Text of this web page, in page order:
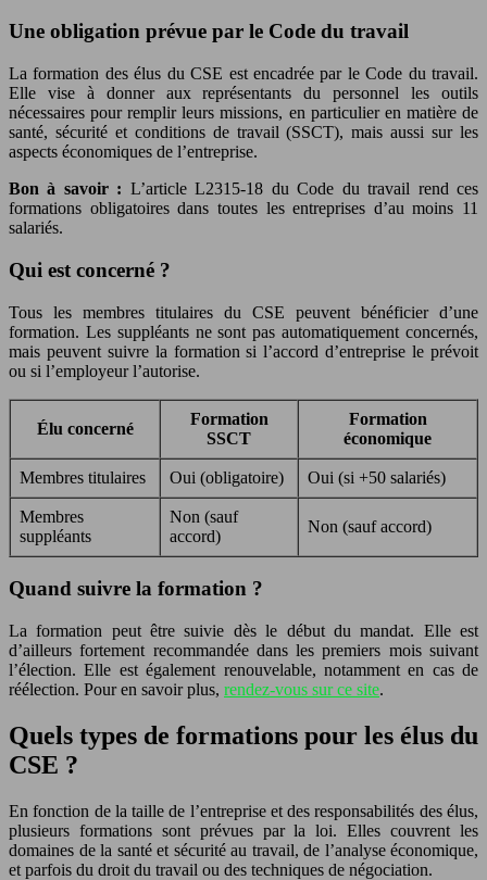
Une obligation prévue par le Code du travail
La formation des élus du CSE est encadrée par le Code du travail.
Elle vise à donner aux représentants du personnel les outils
nécessaires pour remplir leurs missions, en particulier en matière de
santé, sécurité et conditions de travail (SSCT), mais aussi sur les
aspects économiques de l’entreprise.
Bon à savoir : L’article L2315-18 du Code du travail rend ces
formations obligatoires dans toutes les entreprises d’au moins 11
salariés.
Qui est concerné ?
Tous les membres titulaires du CSE peuvent bénéficier d’une
formation. Les suppléants ne sont pas automatiquement concernés,
mais peuvent suivre la formation si l’accord d’entreprise le prévoit
ou si l’employeur l’autorise.
Élu concerné
Formation
SSCT
Formation
économique
Membres titulaires Oui (obligatoire) Oui (si +50 salariés)
Membres
suppléants
Non (sauf
accord)
Non (sauf accord)
Quand suivre la formation ?
La formation peut être suivie dès le début du mandat. Elle est
d’ailleurs fortement recommandée dans les premiers mois suivant
l’élection. Elle est également renouvelable, notamment en cas de
réélection. Pour en savoir plus, rendez-vous sur ce site.
Quels types de formations pour les élus du
CSE ?
En fonction de la taille de l’entreprise et des responsabilités des élus,
plusieurs formations sont prévues par la loi. Elles couvrent les
domaines de la santé et sécurité au travail, de l’analyse économique,
et parfois du droit du travail ou des techniques de négociation.